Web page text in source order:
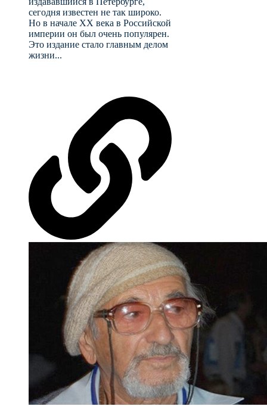
сегодня известен не так широко.
Но в начале XX века в Российской
империи он был очень популярен.
Это издание стало главным делом
жизни...